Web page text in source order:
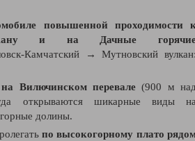
повышенной проходимости
и на Дачные
Камчатский
→ Мутновский
на Вилючинском перевале (900 м
открываются шикарные виды
долины.
по высокогорному плато